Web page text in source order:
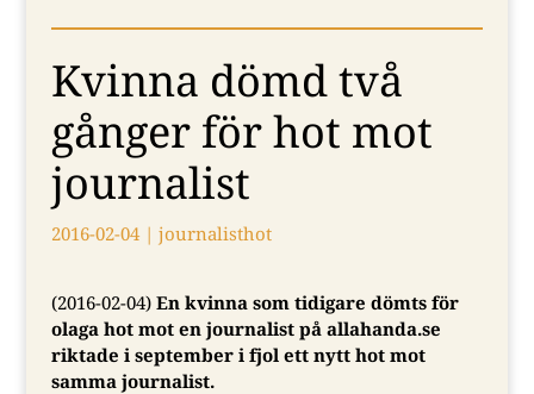
Kvinna dömd två
gånger för hot mot
journalist
2016-02-04| journalisthot
(2016-02-04) En kvinna som tidigare dömts för
olaga hot mot en journalist på allahanda.se
riktade i september i fjol ett nytt hot mot
samma journalist.